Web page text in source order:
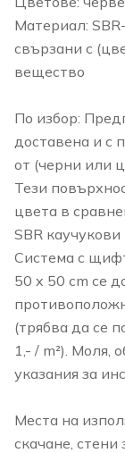
Материал:
свързани с
вещество
По избор:
доставена и с
от (черни или
Тези
цвета в
SBR каучукови
Система с
50 x 50 cm се
(трябва да се
1,- / m²). Моля,
указания за
Места на
скачане, стени